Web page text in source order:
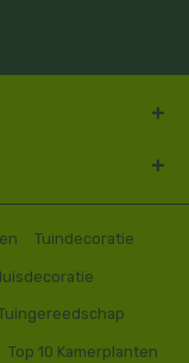
Tuindecoratie
Top 10 Kamerplanten